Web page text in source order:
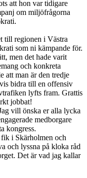
att hon var tidigare
om miljöfrågorna
till regionen i Västra
som ni kämpande för.
men det hade varit
och konkreta
att man är den tredje
bidra till en offensiv
lyfts fram. Grattis
jobbat!
vill önska er alla lycka
medborgare
kongress.
fik i Skärholmen och
och lyssna på kloka råd
Det är vad jag kallar